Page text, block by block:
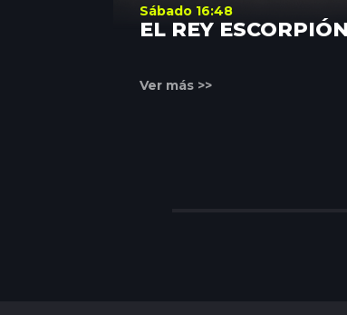
Sábado 16:48
EL REY
Ver más >>